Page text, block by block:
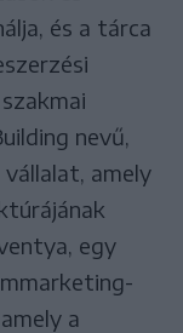
és a tárca
nevű,
amely
egy
a